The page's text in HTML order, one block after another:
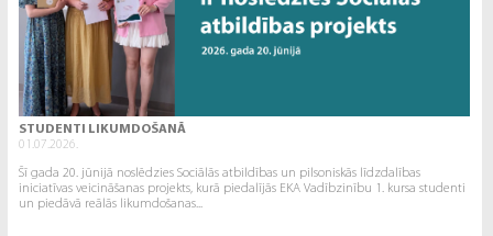
STUDENTI LIKUMDOŠANĀ
01.07.2026.
Šī gada 20. jūnijā noslēdzies Sociālās atbildības un pilsoniskās līdzdalības
iniciatīvas veicināšanas projekts, kurā piedalījās EKA Vadībzinību 1. kursa studenti
un piedāvā reālās likumdošanas...